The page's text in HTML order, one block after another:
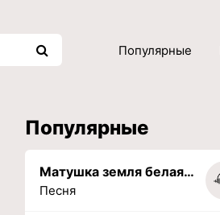
Популярные
Популярные
Матушка земля белая березонька
Песня